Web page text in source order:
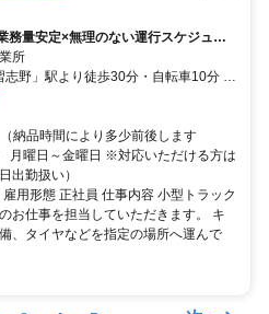
務量安定×無理のない運行スケジュー
！所
志野」駅より徒歩30分・自転車10分 ※
納品時間により多少前後します
月曜日～金曜日 ※対応いただける方は
出勤扱い）
用形態 正社員 仕事内容 小型トラック
お仕事を担当していただきます。 キ
、タイヤなどを指定の場所へ運んで